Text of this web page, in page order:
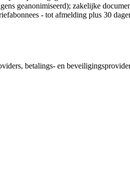
geanonimiseerd); zakelijke
- tot afmelding plus 30
betalings- en